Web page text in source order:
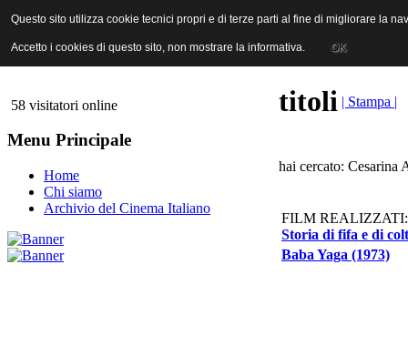
ANICA | Associazione Nazionale Industrie Cinematografiche
58 visitatori online
Menu Principale
Home
Chi siamo
Archivio del Cinema Italiano
titoli | Stampa |
hai cercato: Cesarina
FILM REALIZZATI:
Storia di fifa e di
Baba Yaga (1973)
Questo sito utilizza cookie tecnici propri e di terze parti al fine di migliorare la
Accetto i cookies di questo sito, non mostrare la informativa. OK
Questo sito utilizza cookie tecnici propri e di terze parti al fine di migliorare la
Accetto i cookies di questo sito, non mostrare la informativa. OK